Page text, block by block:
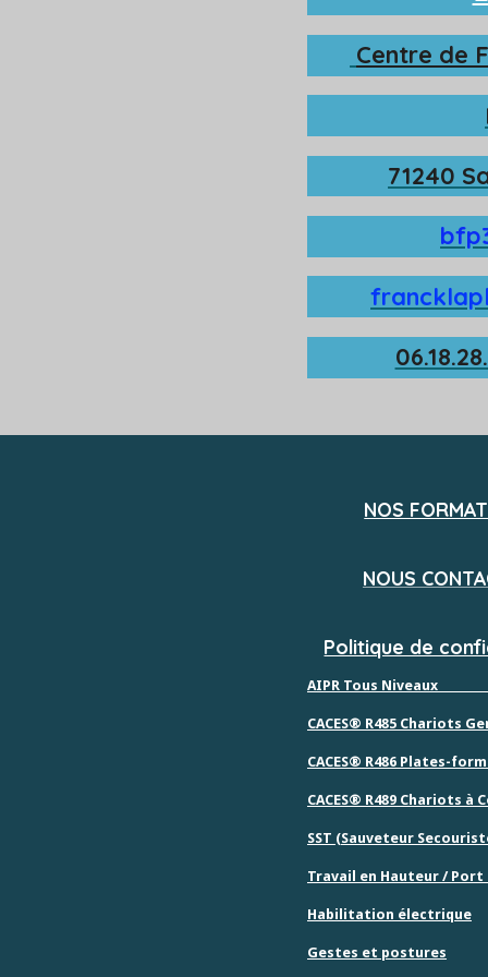
Centre de
71240
NOS
NOUS
Politique de
AIPR Tous Niveaux
CACES® R485 Chariots
CACES® R486 Plates-
CACES® R489 Chariots à
SST (Sauveteur
Travail en Hauteur / Port
Habilitation électrique
Gestes et postures